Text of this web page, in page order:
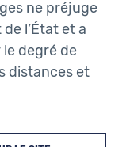
ne préjuge
l’État et a
degré de
distances et